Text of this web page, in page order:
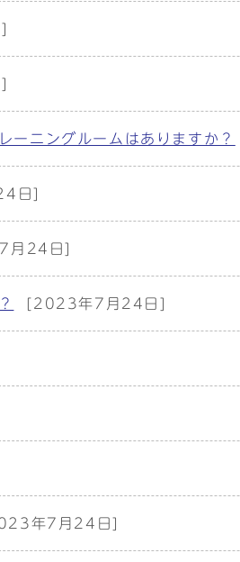
ーニングルームはありますか？
日]
月24日]
[2023年7月24日]
年7月24日]